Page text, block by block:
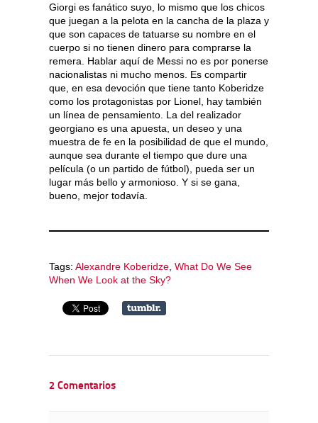
Giorgi es fanático suyo, lo mismo que los chicos
que juegan a la pelota en la cancha de la plaza y
que son capaces de tatuarse su nombre en el
cuerpo si no tienen dinero para comprarse la
remera. Hablar aquí de Messi no es por ponerse
nacionalistas ni mucho menos. Es compartir
que, en esa devoción que tiene tanto Koberidze
como los protagonistas por Lionel, hay también
un línea de pensamiento. La del realizador
georgiano es una apuesta, un deseo y una
muestra de fe en la posibilidad de que el mundo,
aunque sea durante el tiempo que dure una
película (o un partido de fútbol), pueda ser un
lugar más bello y armonioso. Y si se gana,
bueno, mejor todavía.
Tags: Alexandre Koberidze What Do We See
When We Look at the Sky?
2 Comentarios